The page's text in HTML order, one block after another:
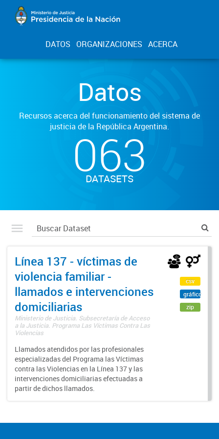
DATOS ORGANIZACIONES ACERCA
Datos
Recursos acerca del funcionamiento del sistema de
justicia de la República Argentina.
063
DATASETS
Línea 137 - víctimas de
violencia familiar -
llamados e intervenciones
domiciliarias
Ministerio de Justicia. Subsecretaría de Acceso
a la Justicia. Programa Las Víctimas Contra Las
Violencias
Llamados atendidos por las profesionales
especializadas del Programa las Víctimas
contra las Violencias en la Línea 137 y las
intervenciones domiciliarias efectuadas a
partir de dichos llamados.
csv
gráfico
zip